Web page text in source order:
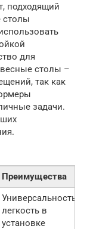
подходящий
столы
для
столы –
так как
задачи.
Преимущества
Универсальность,
легкость в
установке